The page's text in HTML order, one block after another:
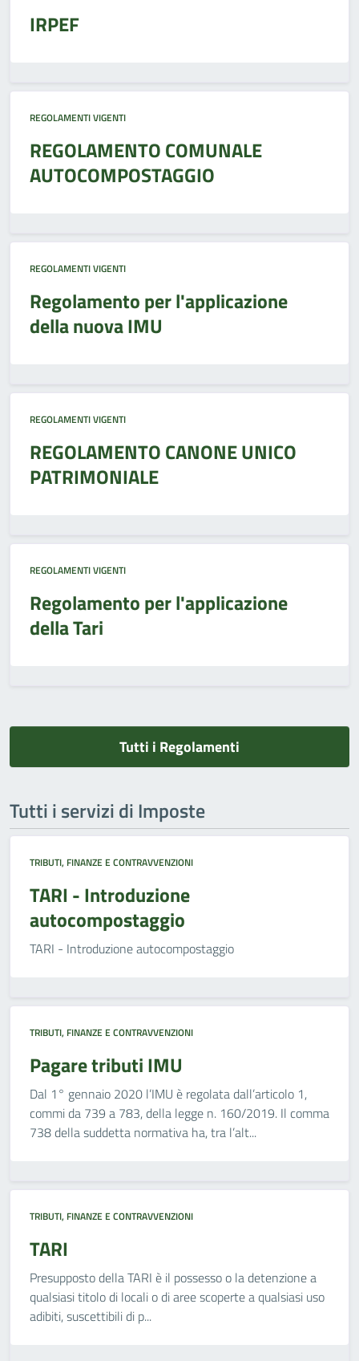
IRPEF
REGOLAMENTI VIGENTI
REGOLAMENTO COMUNALE
AUTOCOMPOSTAGGIO
REGOLAMENTI VIGENTI
Regolamento per l'applicazione
della nuova IMU
REGOLAMENTI VIGENTI
REGOLAMENTO CANONE UNICO
PATRIMONIALE
REGOLAMENTI VIGENTI
Regolamento per l'applicazione
della Tari
Tutti i Regolamenti
Tutti i servizi di Imposte
TRIBUTI, FINANZE E CONTRAVVENZIONI
TARI - Introduzione
autocompostaggio
TARI - Introduzione autocompostaggio
TRIBUTI, FINANZE E CONTRAVVENZIONI
Pagare tributi IMU
Dal 1° gennaio 2020 l’IMU è regolata dall’articolo 1,
commi da 739 a 783, della legge n. 160/2019. Il comma
738 della suddetta normativa ha, tra l’alt...
TRIBUTI, FINANZE E CONTRAVVENZIONI
TARI
Presupposto della TARI è il possesso o la detenzione a
qualsiasi titolo di locali o di aree scoperte a qualsiasi uso
adibiti, suscettibili di p...